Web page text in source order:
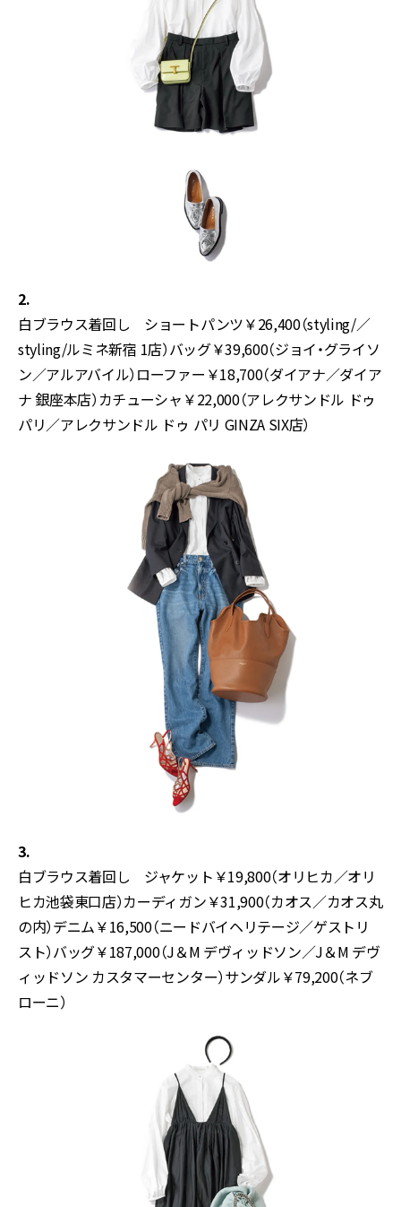
2.
白ブラウス着回し ショートパンツ￥26,400（styling/／
styling/ルミネ新宿 1店）バッグ￥39,600（ジョイ・グライソ
ン／アルアバイル）ローファー￥18,700（ダイアナ／ダイア
ナ 銀座本店）カチューシャ￥22,000（アレクサンドル ドゥ
パリ／アレクサンドル ドゥ パリ GINZA SIX店）
3.
白ブラウス着回し ジャケット￥19,800（オリヒカ／オリ
ヒカ池袋東口店）カーディガン￥31,900（カオス／カオス丸
の内）デニム￥16,500（ニードバイヘリテージ／ゲストリ
スト）バッグ￥187,000（J＆M デヴィッドソン／J＆M デヴ
ィッドソン カスタマーセンター）サンダル￥79,200（ネブ
ローニ）